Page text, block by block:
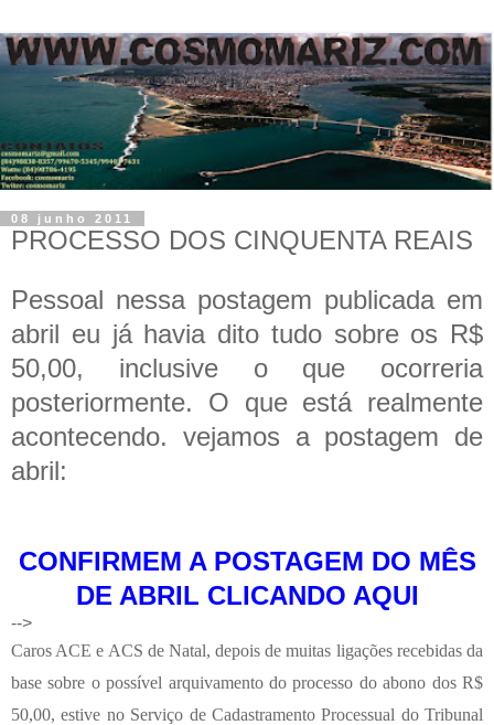
08 junho 2011
PROCESSO DOS CINQUENTA REAIS
Pessoal nessa postagem publicada em
abril eu já havia dito tudo sobre os R$
50,00, inclusive o que ocorreria
posteriormente. O que está realmente
acontecendo. vejamos a postagem de
abril:
CONFIRMEM A POSTAGEM DO MÊS
DE ABRIL CLICANDO AQUI
-->
Caros ACE e ACS de Natal, depois de muitas ligações recebidas da
base sobre o possível arquivamento do processo do abono dos R$
50,00, estive no Serviço de Cadastramento Processual do Tribunal